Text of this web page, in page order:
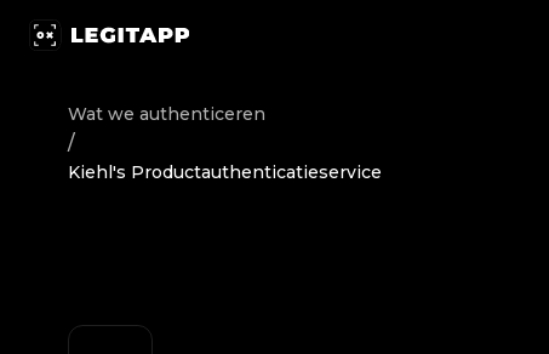
Authenticeren Kiehl's - Productauthenticatieservice |
Wat we authenticeren
/
Kiehl's Productauthenticatieservice